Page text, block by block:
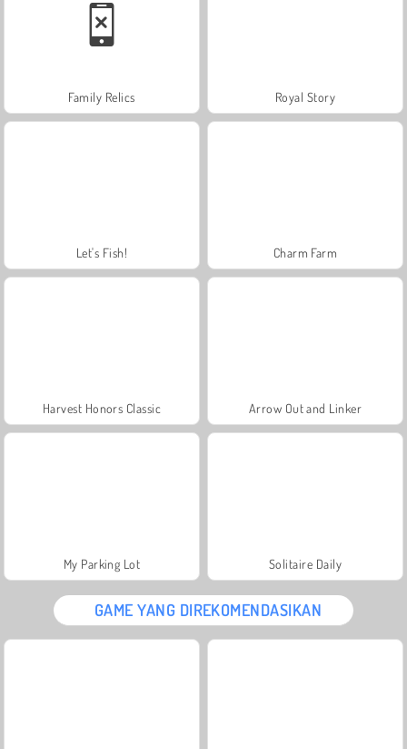
Family Relics Royal Story
Let's Fish! Charm Farm
Harvest Honors Classic Arrow Out and Linker
My Parking Lot Solitaire Daily
GAME YANG DIREKOMENDASIKAN